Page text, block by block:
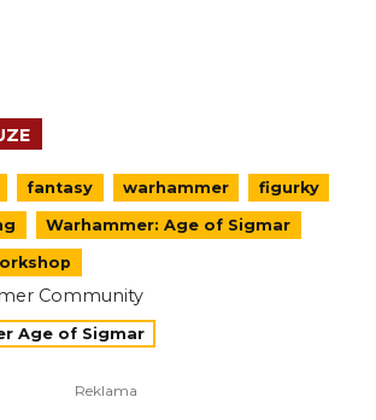
fantasy warhammer figurky
Warhammer: Age of Sigmar
Community
Age of Sigmar